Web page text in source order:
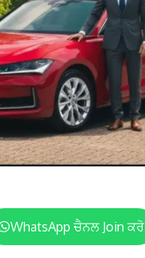
WhatsApp ਚੈਨਲ Join ਕਰੋ